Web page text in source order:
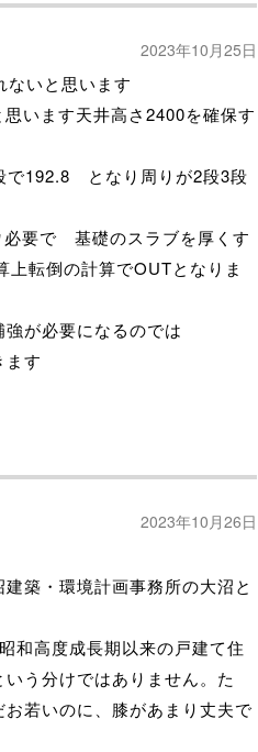
2023年10月25日
ないと思います
います天井高さ2400を確保す
で192.8 となり周りが2段3段
必要で 基礎のスラブを厚くす
上転倒の計算でOUTとなりま
が必要になるのでは
ます
2023年10月26日
築・環境計画事務所の大沼と
和高度成長期以来の戸建て住
う分けではありません。た
若いのに、膝があまり丈夫で